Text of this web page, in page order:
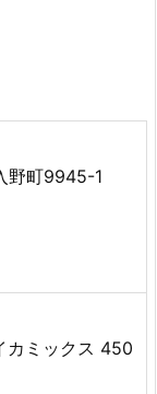
野町9945-1
ミックス 450